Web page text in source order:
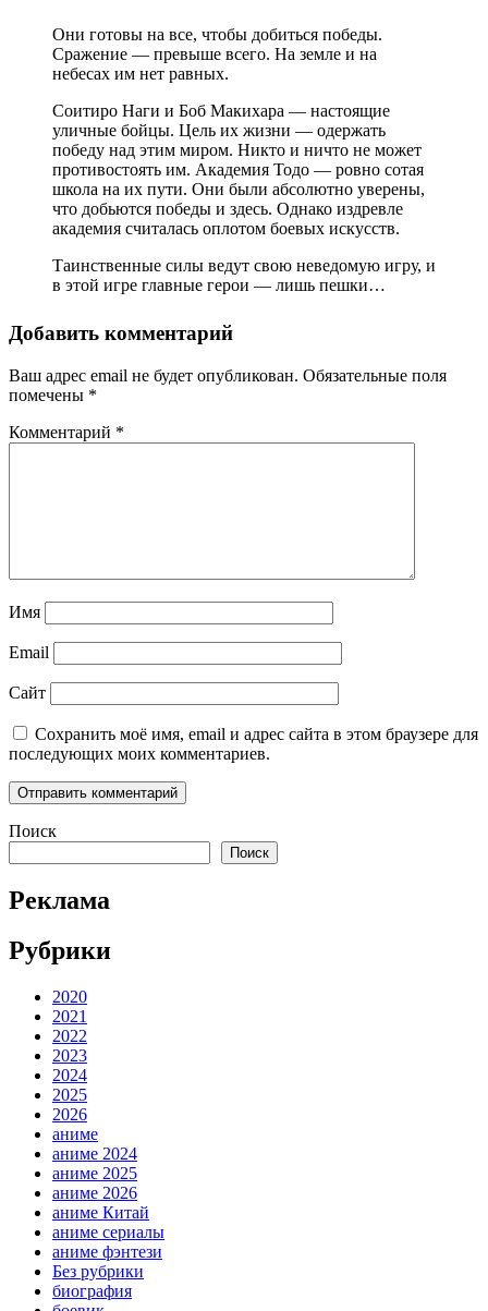
Они готовы на все, чтобы добиться победы.
Сражение — превыше всего. На земле и на
небесах им нет равных.
Соитиро Наги и Боб Макихара — настоящие
уличные бойцы. Цель их жизни — одержать
победу над этим миром. Никто и ничто не может
противостоять им. Академия Тодо — ровно сотая
школа на их пути. Они были абсолютно уверены,
что добьются победы и здесь. Однако издревле
академия считалась оплотом боевых искусств.
Таинственные силы ведут свою неведомую игру, и
в этой игре главные герои — лишь пешки…
Добавить комментарий
Ваш адрес email не будет опубликован. Обязательные поля
помечены *
Комментарий *
Имя
Email
Сайт
Сохранить моё имя, email и адрес сайта в этом браузере для
последующих моих комментариев.
Поиск
Поиск
Реклама
Рубрики
2020
2021
2022
2023
2024
2025
2026
аниме
аниме 2024
аниме 2025
аниме 2026
аниме Китай
аниме сериалы
аниме фэнтези
Без рубрики
биография